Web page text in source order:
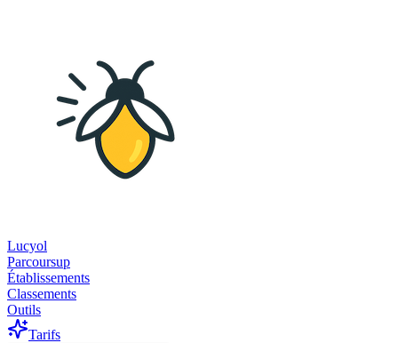
Lucyol
Parcoursup
Établissements
Classements
Outils
Tarifs